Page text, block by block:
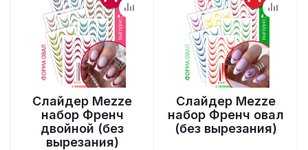
Слайдер Mezze
набор Френч
двойной (без
вырезания)
Слайдер Mezze
набор Френч овал
(без вырезания)